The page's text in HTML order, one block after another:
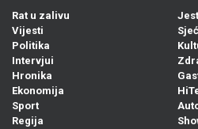
Rat u zalivu
Vijesti
Politika
Intervjui
Hronika
Ekonomija
Sport
Regija